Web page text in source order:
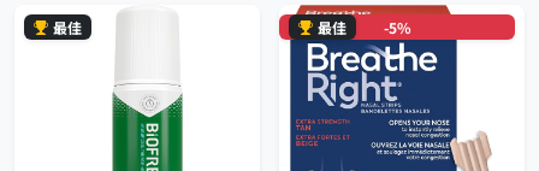
最佳 -5%
最佳